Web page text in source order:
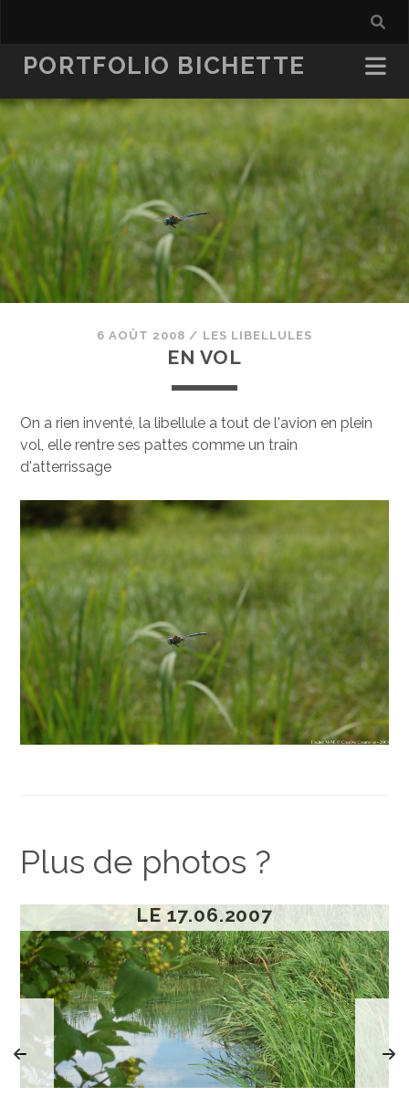
PORTFOLIO BICHETTE
6 AOÛT 2008 / LES LIBELLULES
EN VOL
On a rien inventé, la libellule a tout de l'avion en plein
vol, elle rentre ses pattes comme un train
d'atterrissage
Plus de photos ?
LE 17.06.2007